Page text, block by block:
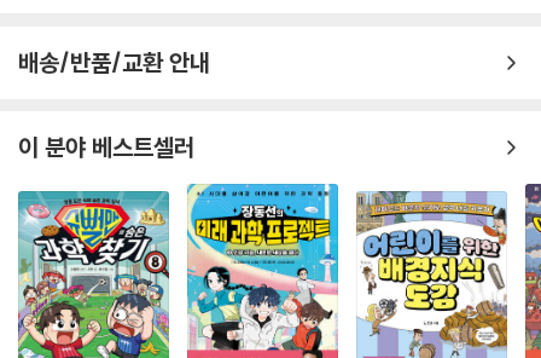
배송/반품/교환 안내
이 분야 베스트셀러